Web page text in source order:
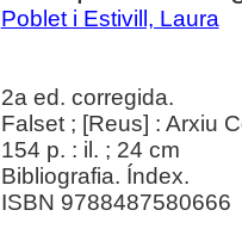
Poblet i Estivill, Laura
2a ed. corregida.
Falset ; [Reus] : Arxiu
154 p. : il. ; 24 cm
Bibliografia. Índex.
ISBN 9788487580666